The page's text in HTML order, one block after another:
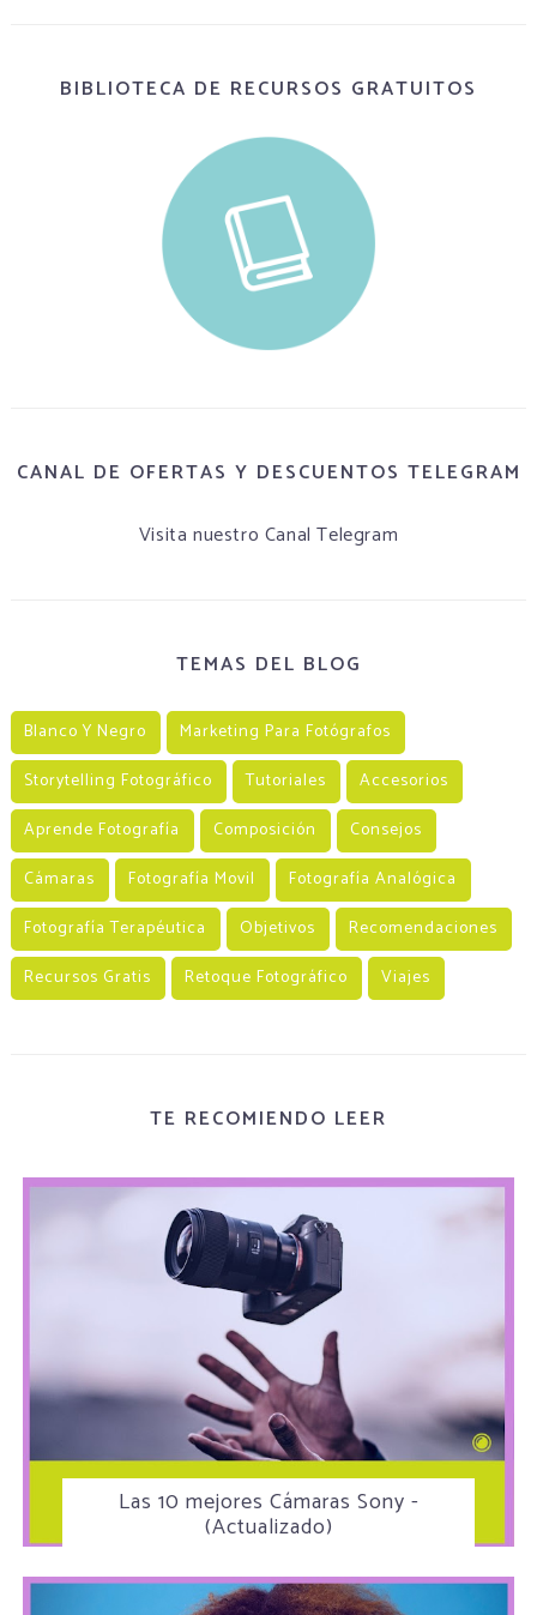
BIBLIOTECA DE RECURSOS GRATUITOS
CANAL DE OFERTAS Y DESCUENTOS TELEGRAM
Visita nuestro Canal Telegram
TEMAS DEL BLOG
Blanco Y Negro
Marketing Para Fotógrafos
Storytelling Fotográfico
Tutoriales
Accesorios
Aprende Fotografía
Composición
Consejos
Cámaras
Fotografía Movil
Fotografía Analógica
Fotografía Terapéutica
Objetivos
Recomendaciones
Recursos Gratis
Retoque Fotográfico Viajes
TE RECOMIENDO LEER
Las 10 mejores Cámaras Sony -
(Actualizado)